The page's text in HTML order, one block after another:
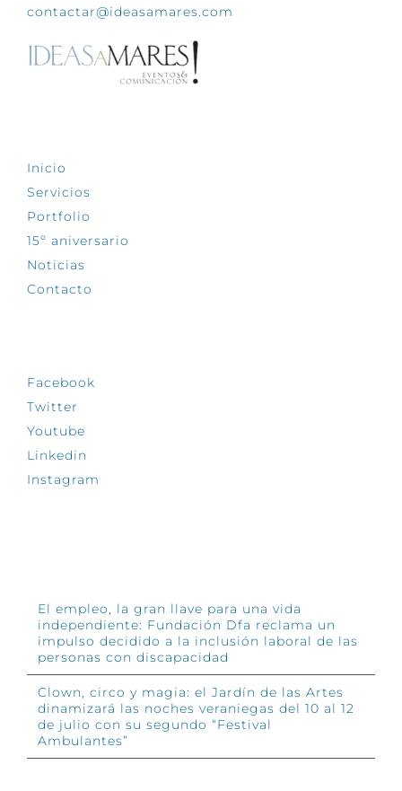
contactar@ideasamares.com
Inicio
Servicios
Portfolio
15º aniversario
Noticias
Contacto
Facebook
Twitter
Youtube
Linkedin
Instagram
El empleo, la gran llave para una vida
independiente: Fundación Dfa reclama un
impulso decidido a la inclusión laboral de las
personas con discapacidad
Clown, circo y magia: el Jardín de las Artes
dinamizará las noches veraniegas del 10 al 12
de julio con su segundo “Festival
Ambulantes”